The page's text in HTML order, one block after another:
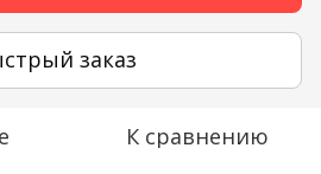
заказ
К сравнению